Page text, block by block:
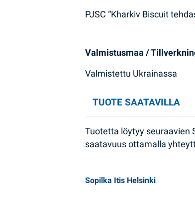
PJSC “Kharkiv Biscuit
Valmistusmaa /
Valmistettu Ukrainassa
TUOTE SAATAVILLA
Tuotetta löytyy seuraavien
saatavuus ottamalla
Sopilka Itis Helsinki